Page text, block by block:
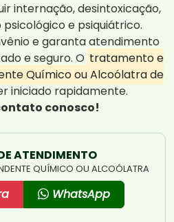
internação, desintoxicação,
e psiquiátrico.
e garanta atendimento
e seguro. O tratamento e
Químico ou Alcoólatra de
iniciado rapidamente.
conosco!
ATENDIMENTO
QUÍMICO OU ALCOÓLATRA
WhatsApp